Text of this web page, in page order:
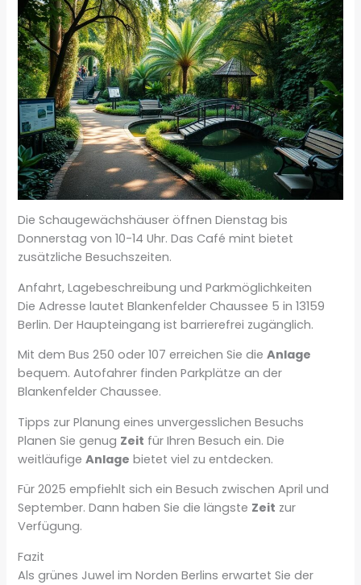
Die Schaugewächshäuser öffnen Dienstag bis
Donnerstag von 10-14 Uhr. Das Café mint bietet
zusätzliche Besuchszeiten.
Anfahrt, Lagebeschreibung und Parkmöglichkeiten
Die Adresse lautet Blankenfelder Chaussee 5 in 13159
Berlin. Der Haupteingang ist barrierefrei zugänglich.
Mit dem Bus 250 oder 107 erreichen Sie dieAnlage
bequem. Autofahrer finden Parkplätze an der
Blankenfelder Chaussee.
Tipps zur Planung eines unvergesslichen Besuchs
Planen Sie genug Zeit für Ihren Besuch ein. Die
weitläufigeAnlage bietet viel zu entdecken.
Für 2025 empfiehlt sich ein Besuch zwischen April und
September. Dann haben Sie die längste Zeit zur
Verfügung.
Fazit
Als grünes Juwel im Norden Berlins erwartet Sie der